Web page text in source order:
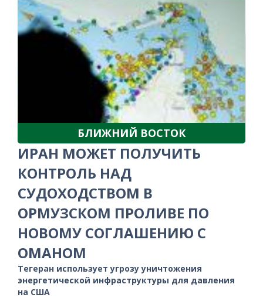
БЛИЖНИЙ ВОСТОК
ИРАН МОЖЕТ ПОЛУЧИТЬ
КОНТРОЛЬ НАД
СУДОХОДСТВОМ В
ОРМУЗСКОМ ПРОЛИВЕ ПО
НОВОМУ СОГЛАШЕНИЮ С
ОМАНОМ
Тегеран использует угрозу уничтожения
энергетической инфраструктуры для давления
на США